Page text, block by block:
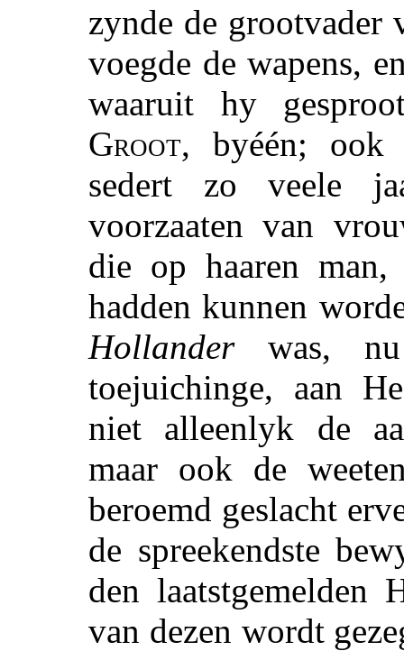
zynde de grootvader
voegde de wapens,
waaruit hy
Groot, byéén; ook
sedert zo veele
voorzaaten van
die op haaren
hadden kunnen
Hollanderwas, nu
toejuichinge, aan
niet alleenlyk de
maar ook de
beroemd geslacht
de spreekendste
den laatstgemelden
van dezen wordt